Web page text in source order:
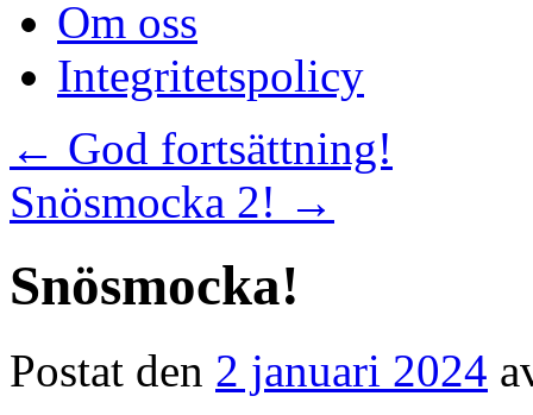
Om oss
Integritetspolicy
← God fortsättning!
Snösmocka 2! →
Snösmocka!
Postat den 2 januari 2024